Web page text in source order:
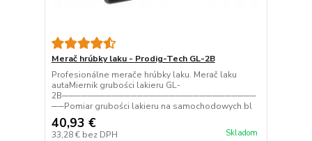
Merač hrúbky laku - Prodig-Tech GL-2B
Profesionálne merače hrúbky laku. Merač laku
autaMiernik grubości lakieru GL-
2B───────────────────────────────
──Pomiar grubości lakieru na samochodowych bl
40,93 €
33,28 € bez DPH Skladom